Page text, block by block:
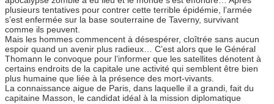
plusieurs tentatives pour contrer cette terrible épidémie, l’armée
s’est enfermée sur la base souterraine de Taverny, survivant
comme ils peuvent.
Mais les hommes commencent à désespérer, cloîtrée sans aucun
espoir quand un avenir plus radieux… C’est alors que le Général
Thomann le convoque pour l’informer que les satellites dénotent à
certains endroits de la capitale une activité qui semblent être bien
plus humaine que liée à la présence des mort-vivants.
La connaissance aigue de Paris, dans laquelle il a grandi, fait du
capitaine Masson, le candidat idéal à la mission diplomatique